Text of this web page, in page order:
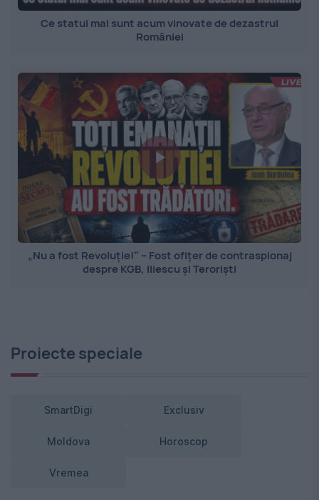
Ce statui mai sunt acum vinovate de dezastrul
României
„Nu a fost Revoluție!” – Fost ofițer de contraspionaj
despre KGB, Iliescu și Teroriști
Proiecte speciale
SmartDigi Exclusiv
Moldova Horoscop
Vremea